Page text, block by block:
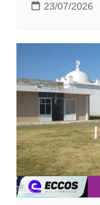
23/07/2026